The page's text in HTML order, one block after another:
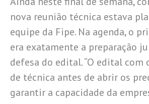
nova reunião técnica estava
equipe da Fipe. Na agenda, o
era exatamente a preparação
defesa do edital. “O edital com
de técnica antes de abrir os
garantir a capacidade da